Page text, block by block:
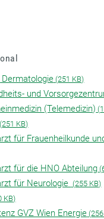
(251 KB)
und
(Telemedizin) (
(251 KB)
für Frauenheilkunde
für die HNO Abteilung (
für Neurologie (255 KB)
KB)
GVZ Wien Energie (